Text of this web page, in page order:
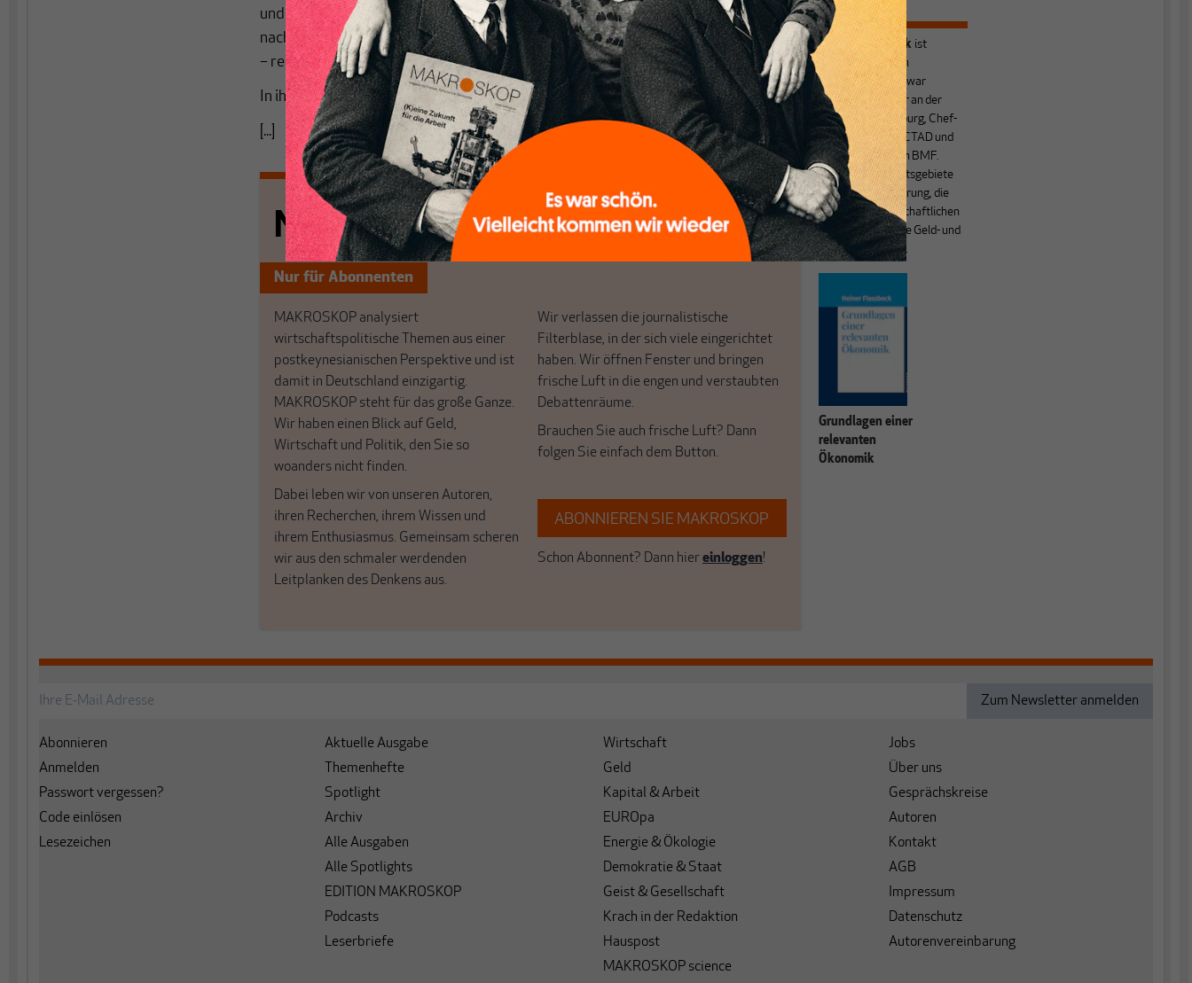
und in einer kleinen parlamentarischen Anfrage die Bundesregierung gefragt, was
nach ihrer Ansicht die – gemessen an den schwachen Bereichen Industrie und Bau
– relativ gute wirtschaftliche Entwicklung im vierten Quartal 2018 erklärt.
In ihrer Antwort schrieb die Bundesregierung:
[...]
Nichts schreibt sich von allein!
Nur für Abonnenten
MAKROSKOP analysiert
wirtschaftspolitische Themen aus einer
postkeynesianischen Perspektive und ist
damit in Deutschland einzigartig.
MAKROSKOP steht für das große Ganze.
Wir haben einen Blick auf Geld,
Wirtschaft und Politik, den Sie so
woanders nicht finden.
Dabei leben wir von unseren Autoren,
ihren Recherchen, ihrem Wissen und
ihrem Enthusiasmus. Gemeinsam scheren
wir aus den schmaler werdenden
Leitplanken des Denkens aus.
Wir verlassen die journalistische
Filterblase, in der sich viele eingerichtet
haben. Wir öffnen Fenster und bringen
frische Luft in die engen und verstaubten
Debattenräume.
Brauchen Sie auch frische Luft? Dann
folgen Sie einfach dem Button.
ABONNIEREN SIE MAKROSKOP
Schon Abonnent? Dann hiereinloggen!
Heiner Flassbeck ist
Mitbegründer von
MAKROSKOP.Er war
Honorarprofessor an der
Universität Hamburg, Chef-
Volkswirt der UNCTAD und
Staatssekretär im BMF.
Seine Hauptarbeitsgebiete
sind die Globalisierung, die
Theorie der wirtschaftlichen
Entwicklung sowie Geld- und
Währungstheorie.
Grundlagen einer
relevanten
Ökonomik
Abonnieren
Anmelden
Passwort vergessen?
Code einlösen
Lesezeichen
Aktuelle Ausgabe
Themenhefte
Spotlight
Archiv
Alle Ausgaben
Alle Spotlights
EDITION MAKROSKOP
Podcasts
Leserbriefe
Wirtschaft
Geld
Kapital & Arbeit
EUROpa
Energie & Ökologie
Demokratie & Staat
Geist & Gesellschaft
Krach in der Redaktion
Hauspost
MAKROSKOP science
Jobs
Über uns
Gesprächskreise
Autoren
Kontakt
AGB
Impressum
Datenschutz
Autorenvereinbarung